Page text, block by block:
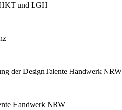
und LGH
der DesignTalente Handwerk NRW
Handwerk NRW